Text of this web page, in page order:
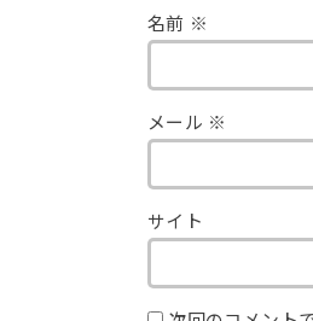
名前 ※
メール ※
サイト